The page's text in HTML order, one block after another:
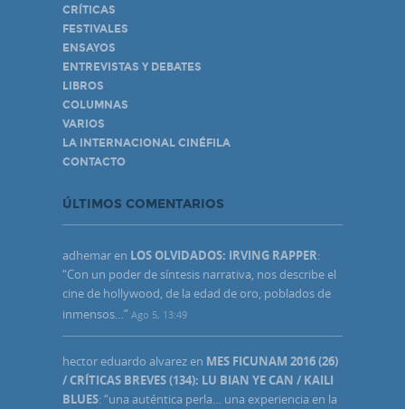
CRÍTICAS
FESTIVALES
ENSAYOS
ENTREVISTAS Y DEBATES
LIBROS
COLUMNAS
VARIOS
LA INTERNACIONAL CINÉFILA
CONTACTO
ÚLTIMOS COMENTARIOS
adhemar en LOS OLVIDADOS: IRVING RAPPER:
“Con un poder de síntesis narrativa, nos describe el
cine de hollywood, de la edad de oro, poblados de
inmensos…” Ago 5, 13:49
hector eduardo alvarez en MES FICUNAM 2016 (26)
/ CRÍTICAS BREVES (134): LU BIAN YE CAN / KAILI
BLUES: “una auténtica perla… una experiencia en la